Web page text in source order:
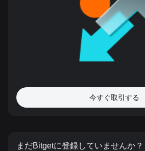
今すぐ取引する
まだBitgetに登録していませんか？